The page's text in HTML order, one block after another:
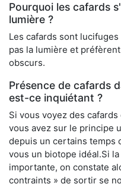
Pourquoi les cafards
lumière ?
Les cafards sont
pas la lumière et
obscurs.
Présence de cafards
est-ce inquiétant ?
Si vous voyez des
vous avez sur le principe
depuis un certains temps
vous un biotope idéal.Si
importante, on constate
contraints » de sortir se